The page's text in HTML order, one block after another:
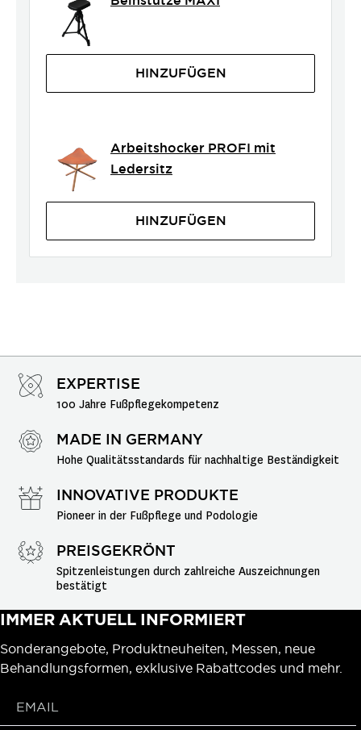
HINZUFÜGEN
Arbeitshocker PROFI mit
Ledersitz
HINZUFÜGEN
EXPERTISE
100 Jahre Fußpflegekompetenz
MADE IN GERMANY
Hohe Qualitätsstandards für nachhaltige Beständigkeit
INNOVATIVE PRODUKTE
Pioneer in der Fußpflege und Podologie
PREISGEKRÖNT
Spitzenleistungen durch zahlreiche Auszeichnungen
bestätigt
IMMER AKTUELL INFORMIERT
Sonderangebote, Produktneuheiten, Messen, neue
Behandlungsformen, exklusive Rabattcodes und mehr.